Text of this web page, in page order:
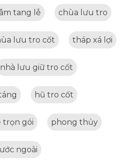
tang lễ chùa lưu tro
lưu tro cốt tháp xá lợi
nhà lưu giữ tro cốt
hũ tro cốt
trọn gói phong thủy
ngoài